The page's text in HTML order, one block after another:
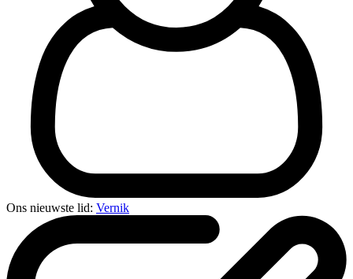
Ons nieuwste lid: Vernik